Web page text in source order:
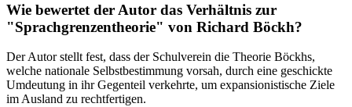
Wie bewertet der Autor das Verhältnis zur
"Sprachgrenzentheorie" von Richard Böckh?
Der Autor stellt fest, dass der Schulverein die Theorie Böckhs,
welche nationale Selbstbestimmung vorsah, durch eine geschickte
Umdeutung in ihr Gegenteil verkehrte, um expansionistische Ziele
im Ausland zu rechtfertigen.